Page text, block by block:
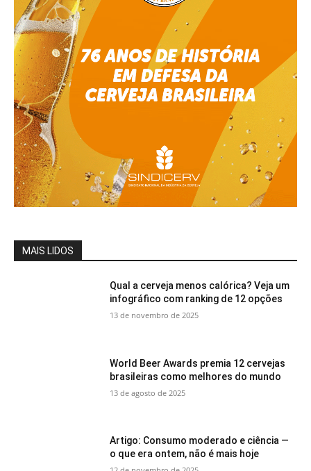
MAIS LIDOS
Qual a cerveja menos calórica? Veja um
infográfico com ranking de 12 opções
13 de novembro de 2025
World Beer Awards premia 12 cervejas
brasileiras como melhores do mundo
13 de agosto de 2025
Artigo: Consumo moderado e ciência —
o que era ontem, não é mais hoje